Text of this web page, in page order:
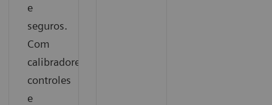
e
seguros.
Com
calibradores,
controles
e